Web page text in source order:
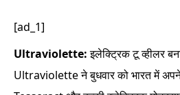
[ad_1]
Ultraviolette:इलेक्ट्रिक टू व्हीलर
Ultraviolette ने बुधवार को भारत में